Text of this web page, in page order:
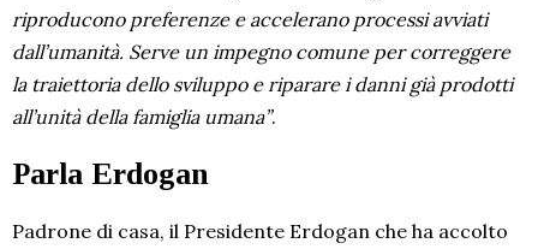
riproducono preferenze e accelerano processi avviati
dall’umanità. Serve un impegno comune per correggere
la traiettoria dello sviluppo e riparare i danni già prodotti
all’unità della famiglia umana”.
Parla Erdogan
Padrone di casa, il Presidente Erdogan che ha accolto